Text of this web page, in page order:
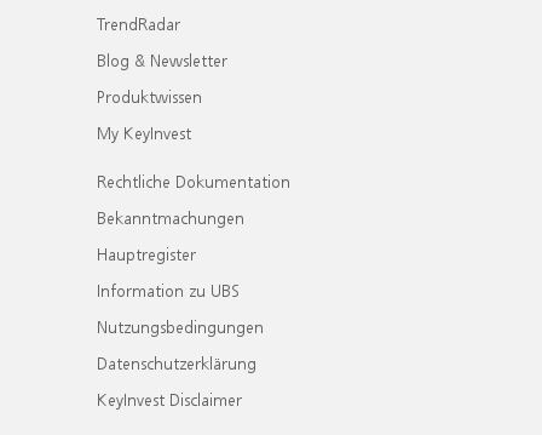
TrendRadar
Blog & Newsletter
Produktwissen
My KeyInvest
Rechtliche Dokumentation
Bekanntmachungen
Hauptregister
Information zu UBS
Nutzungsbedingungen
Datenschutzerklärung
KeyInvest Disclaimer